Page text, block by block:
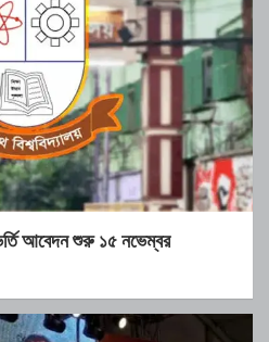
আবেদন শুরু ১৫ নভেম্বর